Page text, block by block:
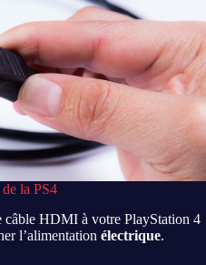
la PS4
câble HDMI à votre PlayStation 4
l’alimentation électrique.